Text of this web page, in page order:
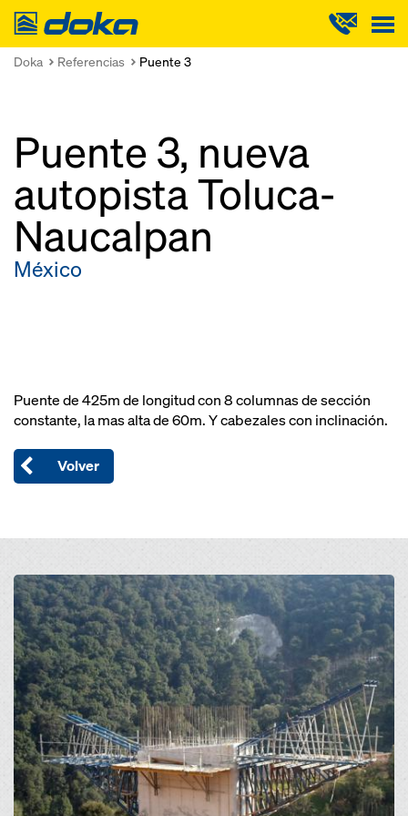
Doka
Doka Referencias Puente 3
Puente 3, nueva
autopista Toluca-
Naucalpan
México
Puente de 425m de longitud con 8 columnas de sección
constante, la mas alta de 60m. Y cabezales con inclinación.
Volver
Open